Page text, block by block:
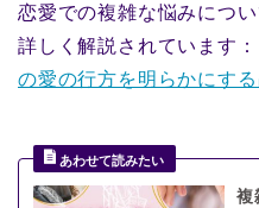
恋愛での複雑な悩みにつ
詳しく解説されています
の愛の行方を明らかにす
複